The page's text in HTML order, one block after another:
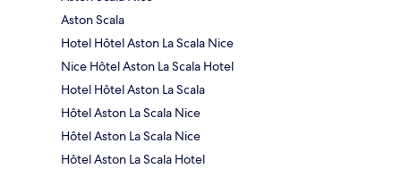
Aston Scala
Hotel Hôtel Aston La Scala Nice
Nice Hôtel Aston La Scala Hotel
Hotel Hôtel Aston La Scala
Hôtel Aston La Scala Nice
Hôtel Aston La Scala Nice
Hôtel Aston La Scala Hotel